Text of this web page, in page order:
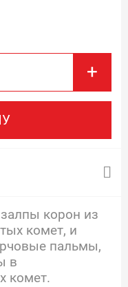
+
залпы корон из
комет, и
пальмы,
в
комет.